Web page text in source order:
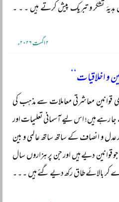
تشکر و تبریک پیش کرتے ہیں ۔ ۔ ۔
۲ اگست ۲۰۲۶ء
و اخلاقیات‘‘
قوانین معاشرتی معاملات سے مذہب کی
جا رہے ہیں؛ اس لیے آسمانی تعلیمات اور
و انصاف کے ساتھ ساتھ عالمی و بین
قوانین دیے ہیں اور جن پر ہزاروں سال
کر بالائے طاق رکھ دیے گئے ہیں ۔ ۔ ۔